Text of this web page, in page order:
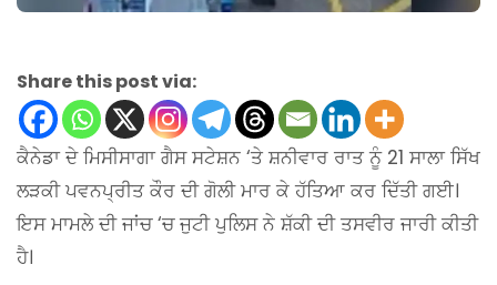
Share this post via:
ਕੈਨੇਡਾ ਦੇ ਮਿਸੀਸਾਗਾ ਗੈਸ ਸਟੇਸ਼ਨ ‘ਤੇ ਸ਼ਨੀਵਾਰ ਰਾਤ ਨੂੰ 21 ਸਾਲਾ ਸਿੱਖ
ਲੜਕੀ ਪਵਨਪ੍ਰੀਤ ਕੌਰ ਦੀ ਗੋਲੀ ਮਾਰ ਕੇ ਹੱਤਿਆ ਕਰ ਦਿੱਤੀ ਗਈ।
ਇਸ ਮਾਮਲੇ ਦੀ ਜਾਂਚ ‘ਚ ਜੁਟੀ ਪੁਲਿਸ ਨੇ ਸ਼ੱਕੀ ਦੀ ਤਸਵੀਰ ਜਾਰੀ ਕੀਤੀ
ਹੈ।